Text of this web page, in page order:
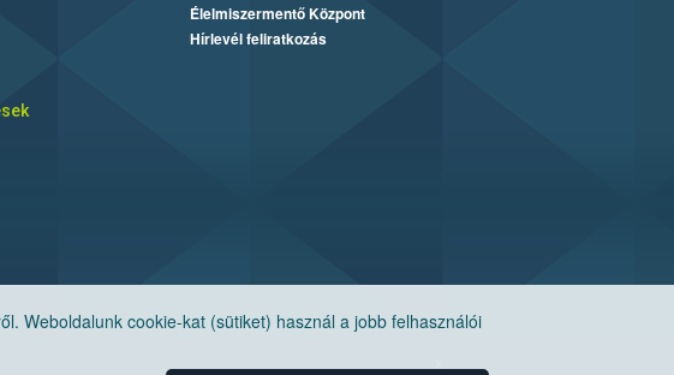
Weboldalunk cookie-kat (sütiket) használ a jobb felhasználói
Élelmiszermentő Központ
Hírlevél feliratkozás